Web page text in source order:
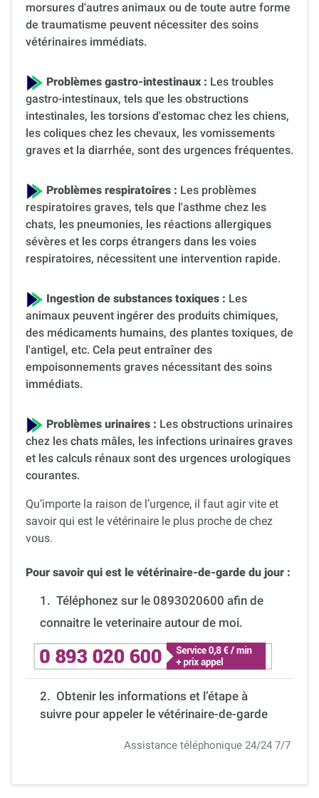
morsures d'autres animaux ou de toute autre forme
de traumatisme peuvent nécessiter des soins
vétérinaires immédiats.
Problèmes gastro-intestinaux : Les troubles
gastro-intestinaux, tels que les obstructions
intestinales, les torsions d'estomac chez les chiens,
les coliques chez les chevaux, les vomissements
graves et la diarrhée, sont des urgences fréquentes.
Problèmes respiratoires : Les problèmes
respiratoires graves, tels que l'asthme chez les
chats, les pneumonies, les réactions allergiques
sévères et les corps étrangers dans les voies
respiratoires, nécessitent une intervention rapide.
Ingestion de substances toxiques : Les
animaux peuvent ingérer des produits chimiques,
des médicaments humains, des plantes toxiques, de
l'antigel, etc. Cela peut entraîner des
empoisonnements graves nécessitant des soins
immédiats.
Problèmes urinaires : Les obstructions urinaires
chez les chats mâles, les infections urinaires graves
et les calculs rénaux sont des urgences urologiques
courantes.
Qu’importe la raison de l’urgence, il faut agir vite et
savoir qui est le vétérinaire le plus proche de chez
vous.
Pour savoir qui est le vétérinaire-de-garde du jour :
1. Téléphonez sur le 0893020600 afin de
connaitre le veterinaire autour de moi.
2. Obtenir les informations et l’étape à
suivre pour appeler le vétérinaire-de-garde
Assistance téléphonique 24/24 7/7